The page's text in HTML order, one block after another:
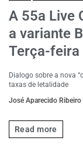
A 55a Live
a variante
Terça-feira
Dialogo sobre a nova
taxas de letalidade
José Aparecido Ribeiro
Read more